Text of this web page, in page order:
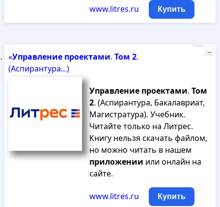
www.litres.ru Купить
«Управление проектами. Том 2.
(Аспирантура...)
Управление проектами. Том
2. (Аспирантура, Бакалавриат,
Магистратура). Учебник.
Читайте только на Литрес.
Книгу нельзя скачать файлом,
но можно читать в нашем
приложении или онлайн на
сайте.
www.litres.ru Купить
Реклама
...